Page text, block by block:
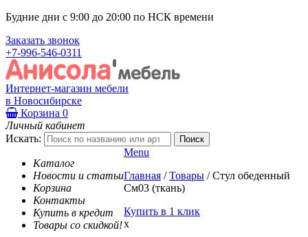
Будние дни с 9:00 до 20:00 по НСК времени
Заказать звонок
+7-996-546-0311
Интернет-магазин мебели
в Новосибирске
Корзина 0
Личный кабинет
Искать:
Каталог
Новости и статьи
Корзина
Контакты
Купить в кредит
Товары со скидкой!
Menu
Главная / Товары / Стул обеденный
См03 (ткань)
Купить в 1 клик
x